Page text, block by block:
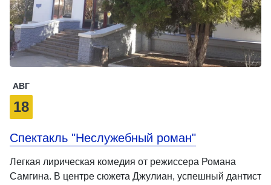
АВГ
18
Спектакль "Неслужебный роман"
Легкая лирическая комедия от режиссера Романа
Самгина. В центре сюжета Джулиан, успешный дантист